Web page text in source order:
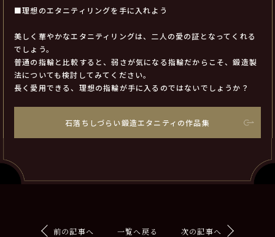
■理想のエタニティリングを手に入れよう
美しく華やかなエタニティリングは、二人の愛の証となってくれる
でしょう。
普通の指輪と比較すると、弱さが気になる指輪だからこそ、鍛造製
法についても検討してみてください。
長く愛用できる、理想の指輪が手に入るのではないでしょうか？
石落ちしづらい鍛造エタニティの作品集
前の記事へ 一覧へ戻る 次の記事へ